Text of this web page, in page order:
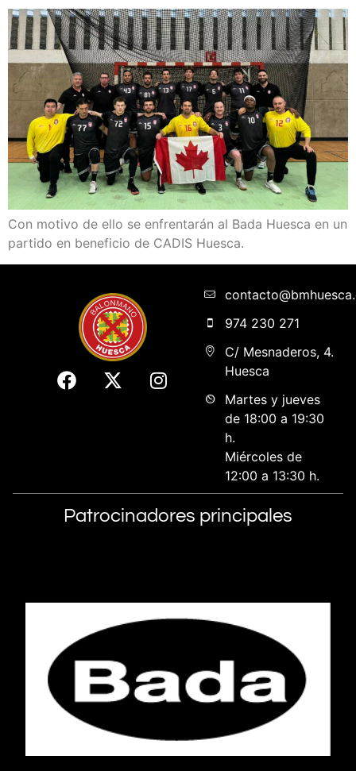
Con motivo de ello se enfrentarán al Bada Huesca en un
partido en beneficio de CADIS Huesca.
974 230 271
C/ Mesnaderos, 4.
Huesca
Martes y jueves
de 18:00 a 19:30
h.
Miércoles de
12:00 a 13:30 h.
Patrocinadores principales